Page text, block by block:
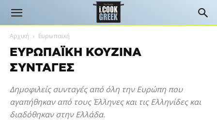
Αρχική Ευρωπαϊκή
ΕΥΡΩΠΑΪΚΉ ΚΟΥΖΊΝΑ
ΣΥΝΤΑΓΈΣ
Δημοφιλείς συνταγές από όλη την Ευρώπη που
αγαπήθηκαν από τους Έλληνες και τις Ελληνίδες και
διαδόθηκαν στην Ελλάδα.